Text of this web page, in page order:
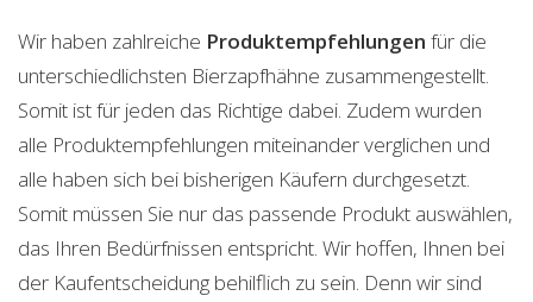
Wir haben zahlreiche Produktempfehlungen für die
unterschiedlichsten Bierzapfhähne zusammengestellt.
Somit ist für jeden das Richtige dabei. Zudem wurden
alle Produktempfehlungen miteinander verglichen und
alle haben sich bei bisherigen Käufern durchgesetzt.
Somit müssen Sie nur das passende Produkt auswählen,
das Ihren Bedürfnissen entspricht. Wir hoffen, Ihnen bei
der Kaufentscheidung behilflich zu sein. Denn wir sind